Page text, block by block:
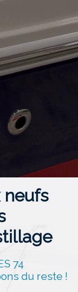
neufs
74
du reste !